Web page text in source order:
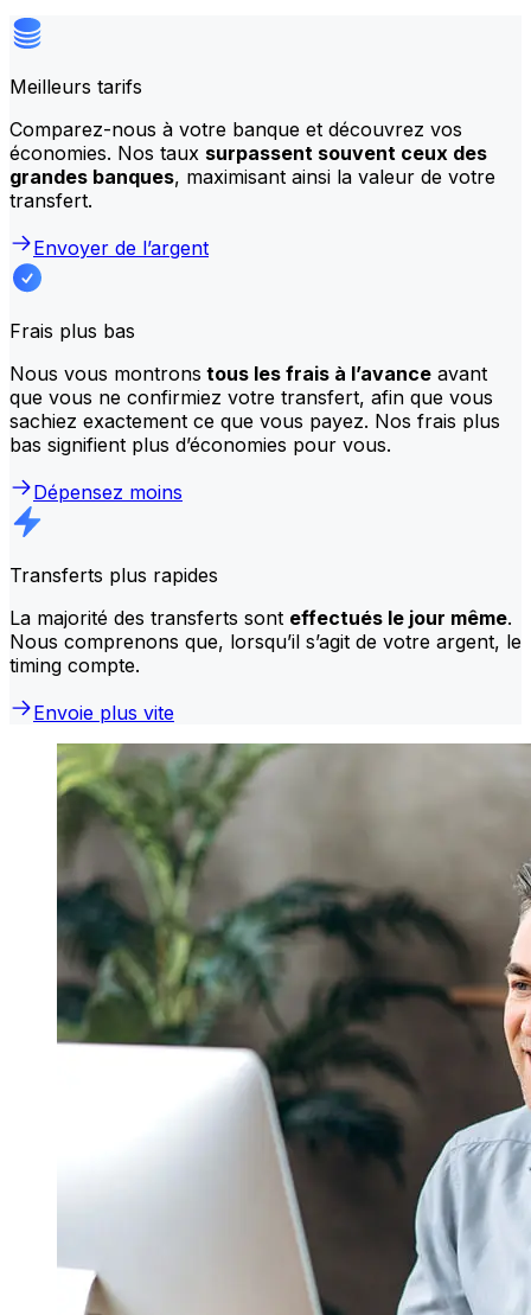
Meilleurs tarifs
Comparez-nous à votre banque et découvrez vos
économies. Nos taux surpassent souvent ceux des
grandes banques, maximisant ainsi la valeur de votre
transfert.
Envoyer de l’argent
Frais plus bas
Nous vous montrons tous les frais à l’avance avant
que vous ne confirmiez votre transfert, afin que vous
sachiez exactement ce que vous payez. Nos frais plus
bas signifient plus d’économies pour vous.
Dépensez moins
Transferts plus rapides
La majorité des transferts sont effectués le jour même.
Nous comprenons que, lorsqu’il s’agit de votre argent, le
timing compte.
Envoie plus vite